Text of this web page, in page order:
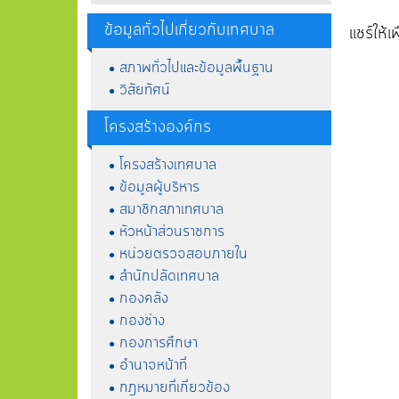
ข้อมูลทั่วไปเกี่ยวกับเทศบาล
สภาพทั่วไปและข้อมูลพื้นฐาน
วิสัยทัศน์
โครงสร้างองค์กร
โครงสร้างเทศบาล
ข้อมูลผู้บริหาร
สมาชิกสภาเทศบาล
หัวหน้าส่วนราชการ
หน่วยตรวจสอบภายใน
สำนักปลัดเทศบาล
กองคลัง
กองช่าง
กองการศึกษา
อำนาจหน้าที่
กฎหมายที่เกี่ยวข้อง
แชร์ให้